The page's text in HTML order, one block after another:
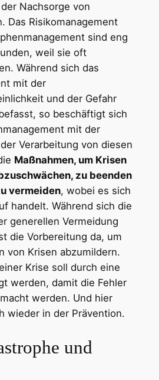
Nachsorge von
Das Risikomanagement
sind eng
weil sie oft
Während sich das
mit der
und der Gefahr
so beschäftigt sich
mit der
Verarbeitung von diesen
Maßnahmen, um Krisen
zu beenden
vermeiden, wobei es sich
handelt. Während sich die
generellen Vermeidung
die Vorbereitung da, um
von Krisen abzumildern.
Krise soll durch eine
werden, damit die Fehler
werden. Und hier
wieder in der Prävention.
und